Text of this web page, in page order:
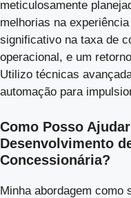
meticulosamente
melhorias na
significativo na taxa de
operacional, e um
Utilizo técnicas
automação para
Como Posso
Desenvolvimento
Concessionária?
Minha abordagem como